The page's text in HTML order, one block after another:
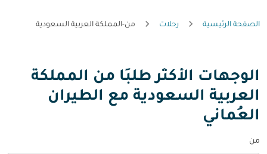
الصفحة الرئيسية رحلات من-المملكة العربية السعودية
الوجهات الأكثر طلبًا من المملكة
العربية السعودية مع الطيران
العُماني
من